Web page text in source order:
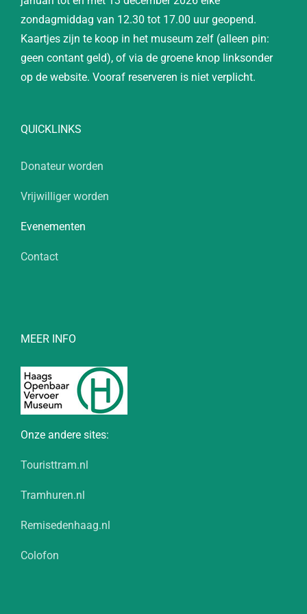
zondagmiddag van 12.30 tot 17.00 uur geopend.
Kaartjes zijn te koop in het museum zelf (alleen pin:
geen contant geld), of via de groene knop linksonder
op de website. Vooraf reserveren is niet verplicht.
QUICKLINKS
Donateur worden
Vrijwilliger worden
Evenementen
Contact
MEER INFO
Onze andere sites:
Touristtram.nl
Tramhuren.nl
Remisedenhaag.nl
Colofon